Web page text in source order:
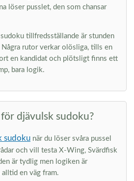
löser pusslet, den som chansar
tillfredsställande är stunden
rutor verkar olösliga, tills en
en kandidat och plötsligt finns ett
bara logik.
djävulsk sudoku?
sudoku när du löser svåra pussel
och vill testa X-Wing, Svärdfisk
är tydlig men logiken är
en väg fram.